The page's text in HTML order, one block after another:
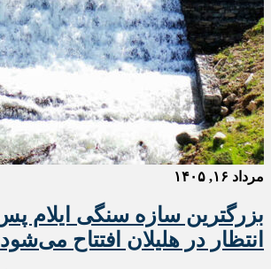
مرداد ۱۶, ۱۴۰۵
انتظار در هلیلان افتتاح می‌شود